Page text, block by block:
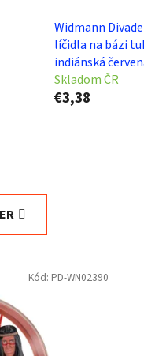
Widmann
líčidla na bázi
indiánská
Skladom ČR
€3,38
Kód: PD-WN02390